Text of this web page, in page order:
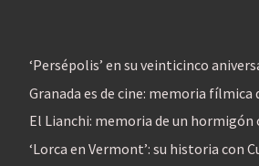
‘Persépolis’ en su veinticinco
Granada es de cine: memoria fílmica
El Lianchi: memoria de un hormigón
‘Lorca en Vermont’: su historia con